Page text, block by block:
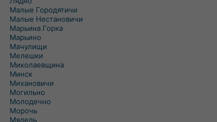
Малые Городятичи
Малые Нестановичи
Марьина Горка
Марьино
Мачулищи
Мелешки
Миколаевщина
Минск
Михановичи
Могильно
Молодечно
Морочь
Мядель